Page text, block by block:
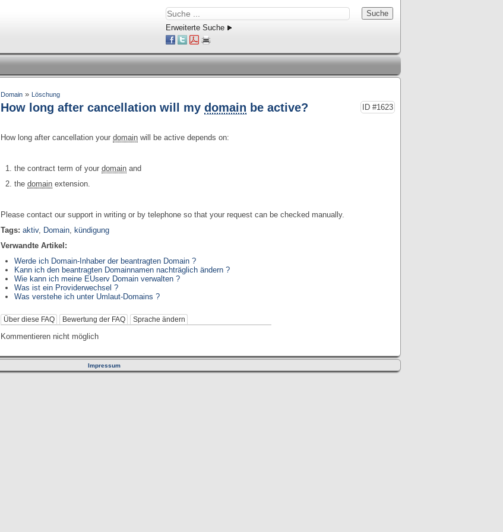
Erweiterte Suche
Domain » Löschung
ID #1623
How long after cancellation will my domain be active?
How long after cancellation your domain will be active depends on:
the contract term of yourdomain and
thedomain extension.
Please contact our support in writing or by telephone so that your request can be checked manually.
Tags: aktiv, Domain, kündigung
Verwandte Artikel:
Werde ich Domain-Inhaber der beantragten Domain ?
Kann ich den beantragten Domainnamen nachträglich ändern ?
Wie kann ich meine EUserv Domain verwalten ?
Was ist ein Providerwechsel ?
Was verstehe ich unter Umlaut-Domains ?
Über diese FAQ Bewertung der FAQ Sprache ändern
Kommentieren nicht möglich
Impressum